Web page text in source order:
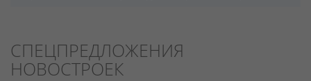
СПЕЦПРЕДЛОЖЕНИЯ
НОВОСТРОЕК